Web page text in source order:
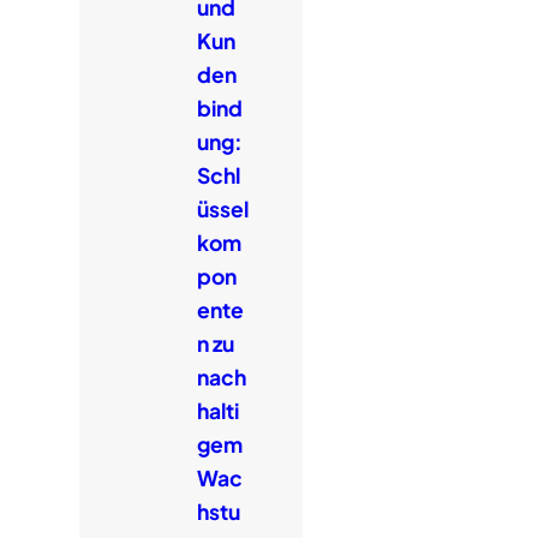
und
Kun
den
bind
ung:
Schl
üssel
kom
pon
ente
n zu
nach
halti
gem
Wac
hstu